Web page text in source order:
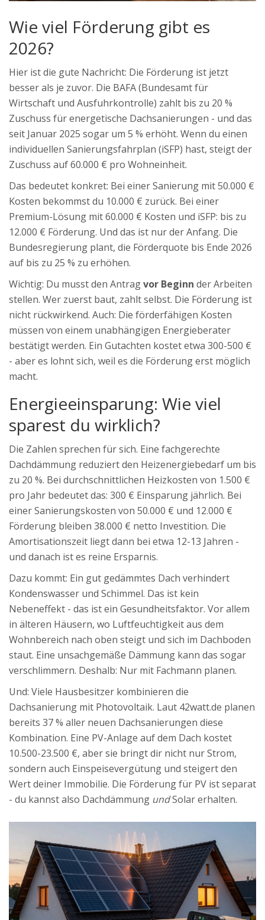
Wie viel Förderung gibt es
2026?
Hier ist die gute Nachricht: Die Förderung ist jetzt
besser als je zuvor. Die BAFA (Bundesamt für
Wirtschaft und Ausfuhrkontrolle) zahlt bis zu 20 %
Zuschuss für energetische Dachsanierungen - und das
seit Januar 2025 sogar um 5 % erhöht. Wenn du einen
individuellen Sanierungsfahrplan (iSFP) hast, steigt der
Zuschuss auf 60.000 € pro Wohneinheit.
Das bedeutet konkret: Bei einer Sanierung mit 50.000 €
Kosten bekommst du 10.000 € zurück. Bei einer
Premium-Lösung mit 60.000 € Kosten und iSFP: bis zu
12.000 € Förderung. Und das ist nur der Anfang. Die
Bundesregierung plant, die Förderquote bis Ende 2026
auf bis zu 25 % zu erhöhen.
Wichtig: Du musst den Antragvor Beginn der Arbeiten
stellen. Wer zuerst baut, zahlt selbst. Die Förderung ist
nicht rückwirkend. Auch: Die förderfähigen Kosten
müssen von einem unabhängigen Energieberater
bestätigt werden. Ein Gutachten kostet etwa 300-500 €
- aber es lohnt sich, weil es die Förderung erst möglich
macht.
Energieeinsparung: Wie viel
sparest du wirklich?
Die Zahlen sprechen für sich. Eine fachgerechte
Dachdämmung reduziert den Heizenergiebedarf um bis
zu 20 %. Bei durchschnittlichen Heizkosten von 1.500 €
pro Jahr bedeutet das: 300 € Einsparung jährlich. Bei
einer Sanierungskosten von 50.000 € und 12.000 €
Förderung bleiben 38.000 € netto Investition. Die
Amortisationszeit liegt dann bei etwa 12-13 Jahren -
und danach ist es reine Ersparnis.
Dazu kommt: Ein gut gedämmtes Dach verhindert
Kondenswasser und Schimmel. Das ist kein
Nebeneffekt - das ist ein Gesundheitsfaktor. Vor allem
in älteren Häusern, wo Luftfeuchtigkeit aus dem
Wohnbereich nach oben steigt und sich im Dachboden
staut. Eine unsachgemäße Dämmung kann das sogar
verschlimmern. Deshalb: Nur mit Fachmann planen.
Und: Viele Hausbesitzer kombinieren die
Dachsanierung mit Photovoltaik. Laut 42watt.de planen
bereits 37 % aller neuen Dachsanierungen diese
Kombination. Eine PV-Anlage auf dem Dach kostet
10.500-23.500 €, aber sie bringt dir nicht nur Strom,
sondern auch Einspeisevergütung und steigert den
Wert deiner Immobilie. Die Förderung für PV ist separat
- du kannst also Dachdämmung undSolar erhalten.